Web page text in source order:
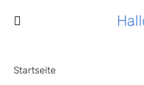
Startseite